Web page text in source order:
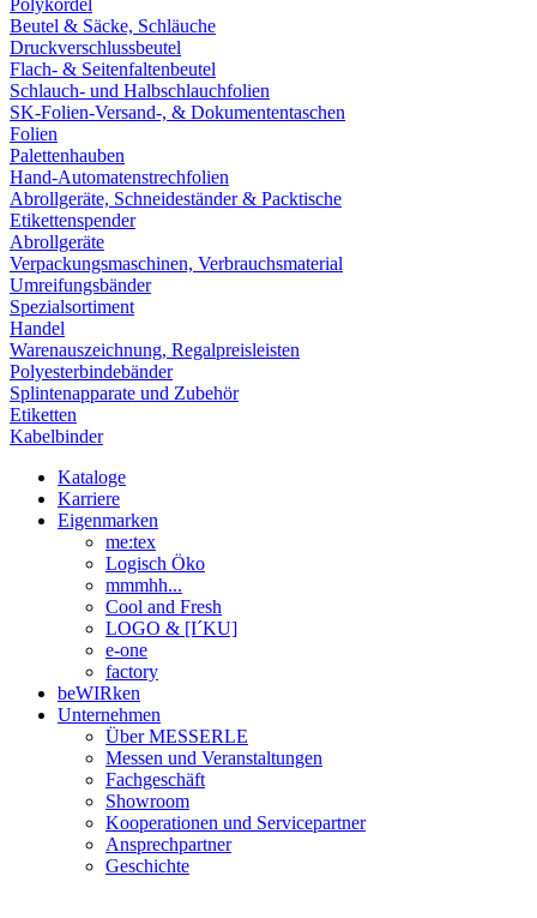
Polykordel
Beutel & Säcke, Schläuche
Druckverschlussbeutel
Flach- & Seitenfaltenbeutel
Schlauch- und Halbschlauchfolien
SK-Folien-Versand-, & Dokumententaschen
Folien
Palettenhauben
Hand-Automatenstrechfolien
Abrollgeräte, Schneideständer & Packtische
Etikettenspender
Abrollgeräte
Verpackungsmaschinen, Verbrauchsmaterial
Umreifungsbänder
Spezialsortiment
Handel
Warenauszeichnung, Regalpreisleisten
Polyesterbindebänder
Splintenapparate und Zubehör
Etiketten
Kabelbinder
Kataloge
Karriere
Eigenmarken
me:tex
Logisch Öko
mmmhh...
Cool and Fresh
LOGO & [I´KU]
e-one
factory
beWIRken
Unternehmen
Über MESSERLE
Messen und Veranstaltungen
Fachgeschäft
Showroom
Kooperationen und Servicepartner
Ansprechpartner
Geschichte